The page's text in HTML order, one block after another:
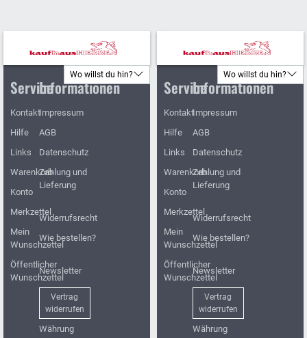
Wo willst du hin?
Service
Kontakt
Hilfe
Links
Warenkorb
Konto
Merkzettel
Mein
Wunschzettel
Öffentlicher
Wunschzettel
Informationen
Impressum
AGB
Datenschutz
Zahlung und
Lieferung
Widerrufsrecht
Wie bestellen?
Newsletter
Vertrag
widerrufen
Währung
Wo willst du hin?
Service
Kontakt
Hilfe
Links
Warenkorb
Konto
Merkzettel
Mein
Wunschzettel
Öffentlicher
Wunschzettel
Informationen
Impressum
AGB
Datenschutz
Zahlung und
Lieferung
Widerrufsrecht
Wie bestellen?
Newsletter
Vertrag
widerrufen
Währung